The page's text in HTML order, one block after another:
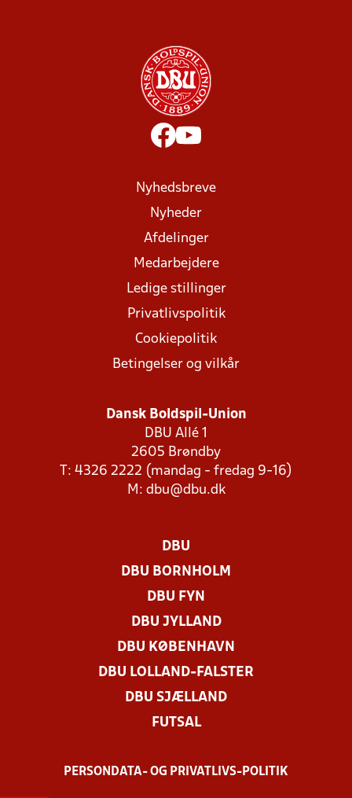
Nyhedsbreve
Nyheder
Afdelinger
Medarbejdere
Ledige stillinger
Privatlivspolitik
Cookiepolitik
Betingelser og vilkår
Dansk Boldspil-Union
DBU Allé 1
2605 Brøndby
T: 4326 2222 (mandag - fredag 9-16)
M: dbu@dbu.dk
DBU
DBU BORNHOLM
DBU FYN
DBU JYLLAND
DBU KØBENHAVN
DBU LOLLAND-FALSTER
DBU SJÆLLAND
FUTSAL
PERSONDATA- OG PRIVATLIVS-POLITIK